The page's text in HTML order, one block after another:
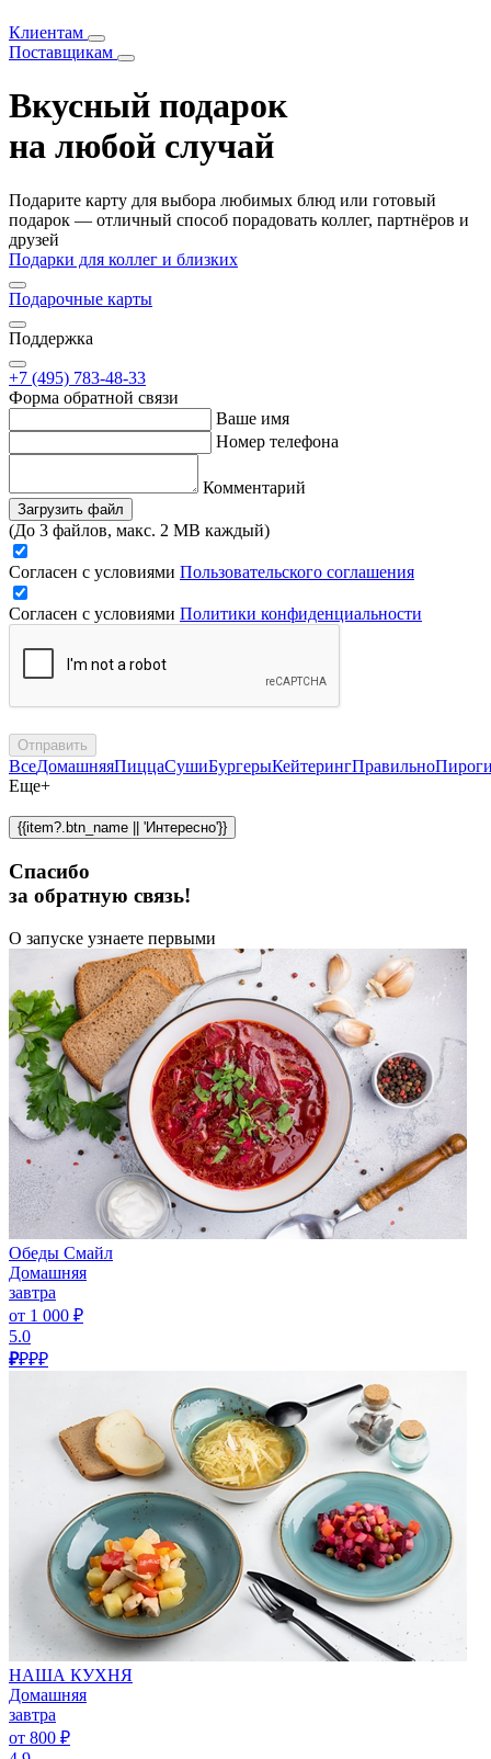
Клиентам
Поставщикам
Вкусный подарок
на любой случай
Подарите карту для выбора любимых блюд или готовый
подарок — отличный способ порадовать коллег, партнёров и
друзей
Подарки для коллег и близких
Подарочные карты
Поддержка
+7 (495) 783-48-33
Форма обратной связи
Ваше имя
Номер телефона
Комментарий
Загрузить файл
(До 3 файлов, макс. 2 MB каждый)
Согласен с условиями Пользовательского соглашения
Согласен с условиями Политики конфиденциальности
Отправить
ВсеДомашняяПиццаСушиБургерыКейтерингПравильно
Еще+
{{item?.btn_name || 'Интересно'}}
Спасибо
за обратную связь!
О запуске узнаете первыми
Обеды Смайл
Домашняя
завтра
от 1 000 ₽
5.0
₽₽₽₽
НАША КУХНЯ
Домашняя
завтра
от 800 ₽